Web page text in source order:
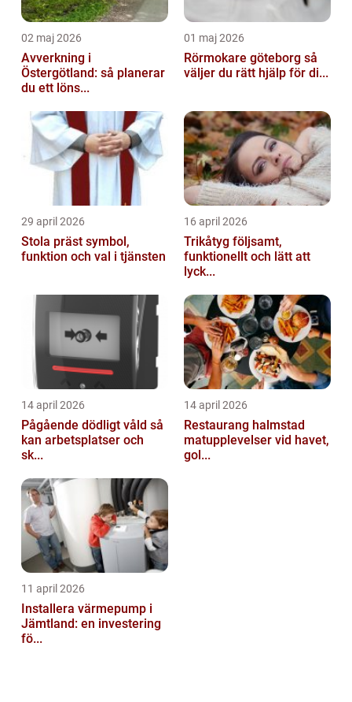
02 maj 2026
Avverkning i
Östergötland: så planerar
du ett löns...
01 maj 2026
Rörmokare göteborg så
väljer du rätt hjälp för di...
29 april 2026
Stola präst symbol,
funktion och val i tjänsten
16 april 2026
Trikåtyg följsamt,
funktionellt och lätt att
lyck...
14 april 2026
Pågående dödligt våld så
kan arbetsplatser och
sk...
14 april 2026
Restaurang halmstad
matupplevelser vid havet,
gol...
11 april 2026
Installera värmepump i
Jämtland: en investering
fö...